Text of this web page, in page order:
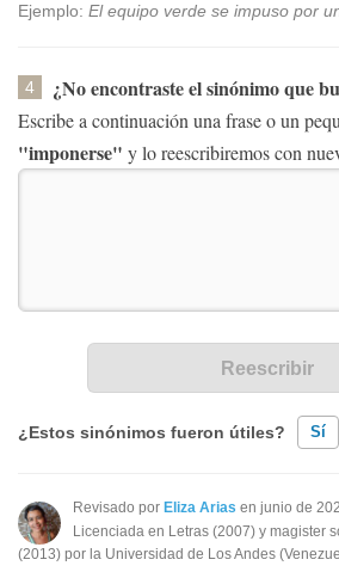
Ejemplo: El equipo verde se impuso por
4 ¿No encontraste el sinónimo que
Escribe a continuación una frase o un
"imponerse" y lo reescribiremos con
¿Estos sinónimos fueron útiles? Sí
Existen sinónimos incorrectos
Ninguno de los sinónimos
Revisado por Eliza Arias en junio de
Licenciada en Letras (2007) y magister
(2013) por la Universidad de Los Andes